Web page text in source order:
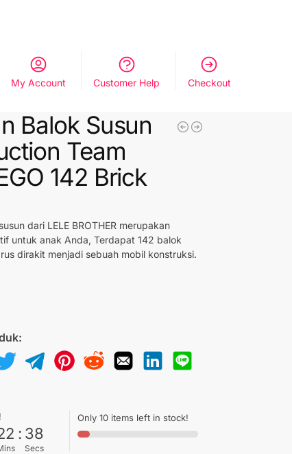
My Account Customer Help Checkout
Balok Susun
Team
142 Brick
dari LELE BROTHER merupakan
untuk anak Anda, Terdapat 142 balok
dirakit menjadi sebuah mobil konstruksi.
: 37
Secs
Only 10 items left in stock!